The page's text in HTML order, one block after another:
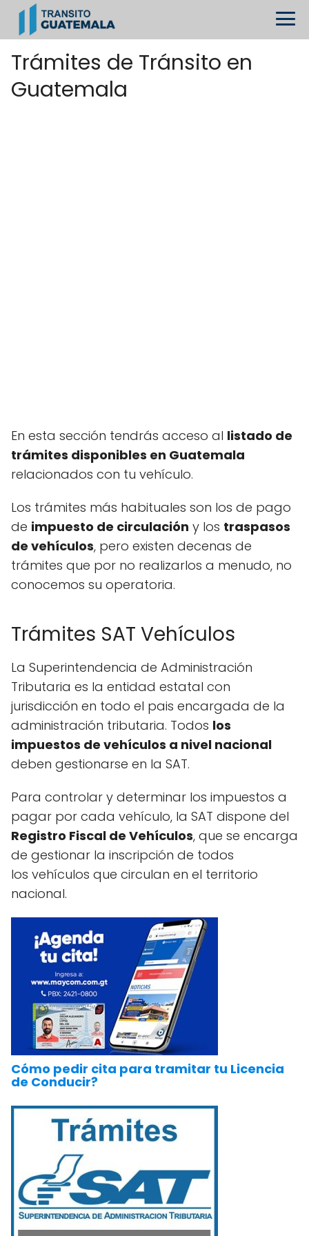
Trámites de Tránsito en
Guatemala
En esta sección tendrás acceso al listado de
trámites disponibles en Guatemala
relacionados con tu vehículo.
Los trámites más habituales son los de pago
de impuesto de circulación y los traspasos
de vehículos, pero existen decenas de
trámites que por no realizarlos a menudo, no
conocemos su operatoria.
Trámites SAT Vehículos
La Superintendencia de Administración
Tributaria es la entidad estatal con
jurisdicción en todo el pais encargada de la
administración tributaria. Todos los
impuestos de vehículos a nivel nacional
deben gestionarse en la SAT.
Para controlar y determinar los impuestos a
pagar por cada vehículo, la SAT dispone del
Registro Fiscal de Vehículos, que se encarga
de gestionar la inscripción de todos
los vehículos que circulan en el territorio
nacional.
Cómo pedir cita para tramitar tu Licencia
de Conducir?